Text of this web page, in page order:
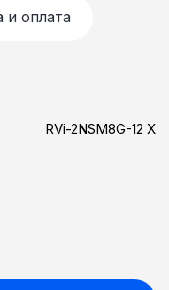
и оплата
RVi-2NSM8G-12 X